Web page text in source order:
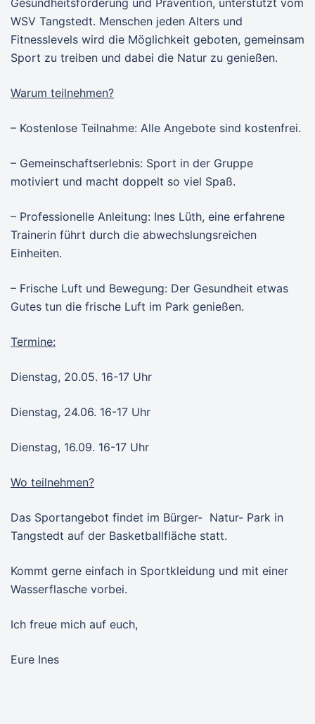
Gesundheitsförderung und Prävention, unterstützt vom
WSV Tangstedt. Menschen jeden Alters und
Fitnesslevels wird die Möglichkeit geboten, gemeinsam
Sport zu treiben und dabei die Natur zu genießen.
Warum teilnehmen?
– Kostenlose Teilnahme: Alle Angebote sind kostenfrei.
– Gemeinschaftserlebnis: Sport in der Gruppe
motiviert und macht doppelt so viel Spaß.
– Professionelle Anleitung: Ines Lüth, eine erfahrene
Trainerin führt durch die abwechslungsreichen
Einheiten.
– Frische Luft und Bewegung: Der Gesundheit etwas
Gutes tun die frische Luft im Park genießen.
Termine:
Dienstag, 20.05. 16-17 Uhr
Dienstag, 24.06. 16-17 Uhr
Dienstag, 16.09. 16-17 Uhr
Wo teilnehmen?
Das Sportangebot findet im Bürger- Natur- Park in
Tangstedt auf der Basketballfläche statt.
Kommt gerne einfach in Sportkleidung und mit einer
Wasserflasche vorbei.
Ich freue mich auf euch,
Eure Ines